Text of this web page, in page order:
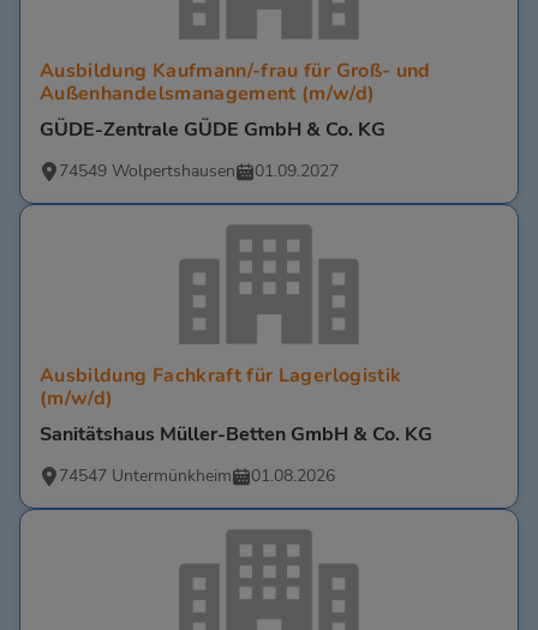
Ausbildung Kaufmann/-frau für Groß- und
Außenhandelsmanagement (m/w/d)
GÜDE-Zentrale GÜDE GmbH & Co. KG
74549 Wolpertshausen 01.09.2027
Ausbildung Fachkraft für Lagerlogistik
(m/w/d)
Sanitätshaus Müller-Betten GmbH & Co. KG
74547 Untermünkheim 01.08.2026